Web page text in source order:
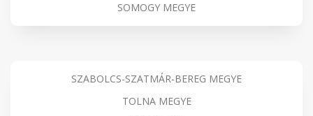
SOMOGY MEGYE
SZABOLCS-SZATMÁR-BEREG MEGYE
TOLNA MEGYE